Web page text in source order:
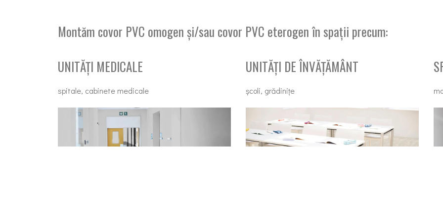
Montăm covor PVC omogen și/sau covor PVC eterogen în spații precum:
UNITĂȚI MEDICALE
spitale, cabinete medicale
UNITĂȚI DE ÎNVĂȚĂMÂNT
școli, grădinițe